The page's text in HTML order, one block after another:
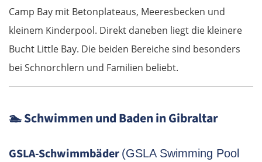
Camp Bay mit Betonplateaus, Meeresbecken und
kleinem Kinderpool. Direkt daneben liegt die kleinere
Bucht Little Bay. Die beiden Bereiche sind besonders
bei Schnorchlern und Familien beliebt.
🏊Schwimmen und Baden in Gibraltar
GSLA-Schwimmbäder (GSLA Swimming Pool
Pfaffenhofen an der Ilm
Rosenheim